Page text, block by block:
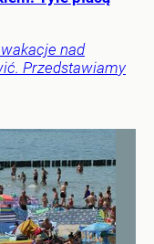
nad
Przedstawiamy